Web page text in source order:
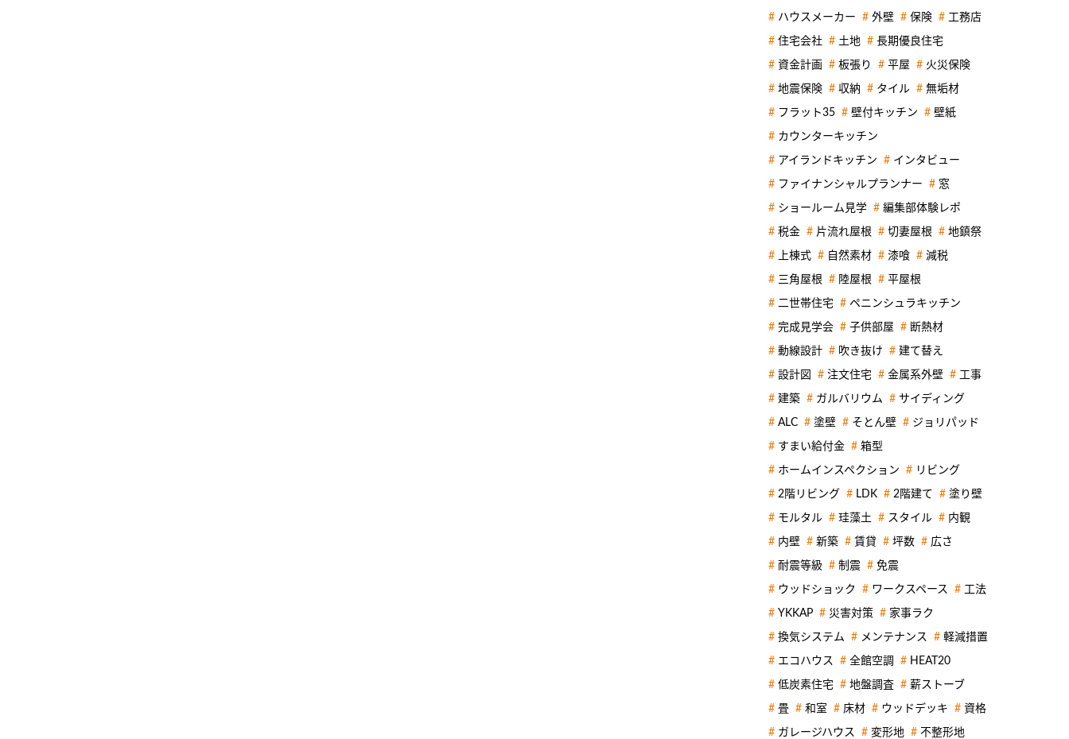
ハウスメーカー 外壁 保険 工務店
住宅会社 土地 長期優良住宅
資金計画 板張り 平屋 火災保険
地震保険 収納 タイル 無垢材
フラット35 壁付キッチン 壁紙
カウンターキッチン
アイランドキッチン インタビュー
ファイナンシャルプランナー 窓
ショールーム見学 編集部体験レポ
税金 片流れ屋根 切妻屋根 地鎮祭
上棟式 自然素材 漆喰 減税
三角屋根 陸屋根 平屋根
二世帯住宅 ペニンシュラキッチン
完成見学会 子供部屋 断熱材
動線設計 吹き抜け 建て替え
設計図 注文住宅 金属系外壁 工事
建築 ガルバリウム サイディング
ALC 塗壁 そとん壁 ジョリパッド
すまい給付金 箱型
ホームインスペクション リビング
2階リビング LDK 2階建て 塗り壁
モルタル 珪藻土 スタイル 内観
内壁 新築 賃貸 坪数 広さ
耐震等級 制震 免震
ウッドショック ワークスペース 工法
YKKAP 災害対策 家事ラク
換気システム メンテナンス 軽減措置
エコハウス 全館空調 HEAT20
低炭素住宅 地盤調査 薪ストーブ
畳 和室 床材 ウッドデッキ 資格
ガレージハウス 変形地 不整形地